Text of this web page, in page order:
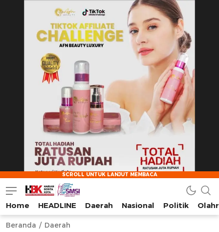
HarianBeritaKota
Mengabarkan Setiap Detil, Sudut, dan Cerita Kota
Home HEADLINE Daerah Nasional Politik
Beranda Daerah